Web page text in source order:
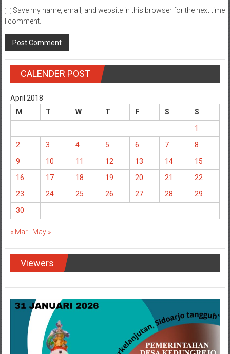
Save my name, email, and website in this browser for the next time
CALENDER POST
April 2018
M
T W T F S
S
1
2
3 4 5 6 7
8
9
10 11 12 13 14
15
16
17 18 19 20 21
22
23
24 25 26 27 28
29
30
« Mar May »
Viewers